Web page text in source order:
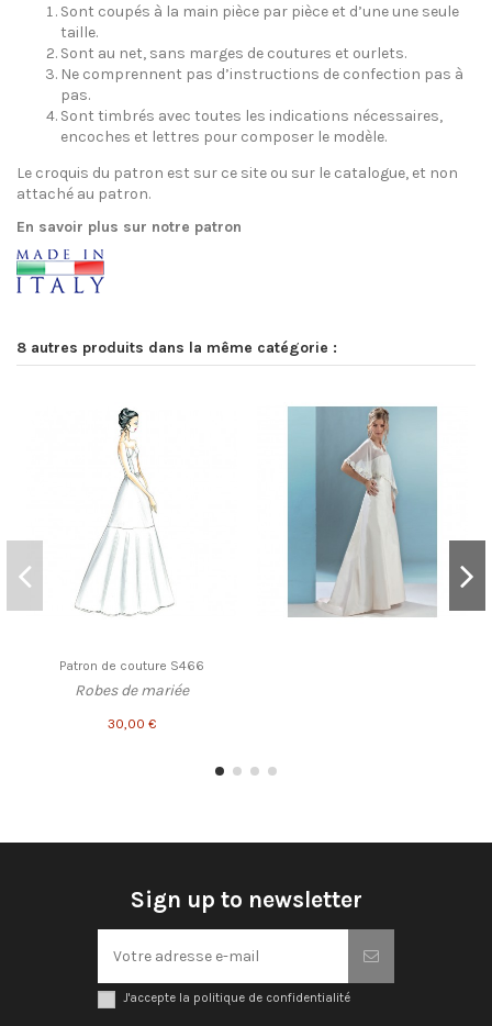
Sont coupés à la main pièce par pièce et d’une une seule
taille.
Sont au net, sans marges de coutures et ourlets.
Ne comprennent pas d’instructions de confection pas à
pas.
Sont timbrés avec toutes les indications nécessaires,
encoches et lettres pour composer le modèle.
Le croquis du patron est sur ce site ou sur le catalogue, et non
attaché au patron.
En savoir plus sur notre patron
8 autres produits dans la même catégorie :
Patron de couture S466
Robes de mariée
30,00 €
Sign up to newsletter
J'accepte la politique de confidentialité